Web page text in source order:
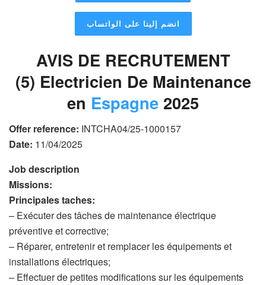
انضم إلينا على الواتساب
AVIS DE RECRUTEMENT
(5) Electricien De Maintenance
en Espagne 2025
Offer reference: INTCHA04/25-1000157
Date: 11/04/2025
Job description
Missions:
Principales taches:
– Exécuter des tâches de maintenance électrique
préventive et corrective;
– Réparer, entretenir et remplacer les équipements et
installations électriques;
– Effectuer de petites modifications sur les équipements